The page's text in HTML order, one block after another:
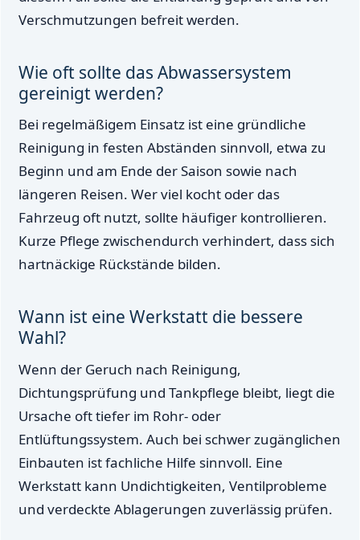
Verschmutzungen befreit werden.
Wie oft sollte das Abwassersystem
gereinigt werden?
Bei regelmäßigem Einsatz ist eine gründliche
Reinigung in festen Abständen sinnvoll, etwa zu
Beginn und am Ende der Saison sowie nach
längeren Reisen. Wer viel kocht oder das
Fahrzeug oft nutzt, sollte häufiger kontrollieren.
Kurze Pflege zwischendurch verhindert, dass sich
hartnäckige Rückstände bilden.
Wann ist eine Werkstatt die bessere
Wahl?
Wenn der Geruch nach Reinigung,
Dichtungsprüfung und Tankpflege bleibt, liegt die
Ursache oft tiefer im Rohr- oder
Entlüftungssystem. Auch bei schwer zugänglichen
Einbauten ist fachliche Hilfe sinnvoll. Eine
Werkstatt kann Undichtigkeiten, Ventilprobleme
und verdeckte Ablagerungen zuverlässig prüfen.